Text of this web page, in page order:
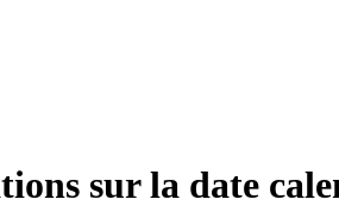
sur la date